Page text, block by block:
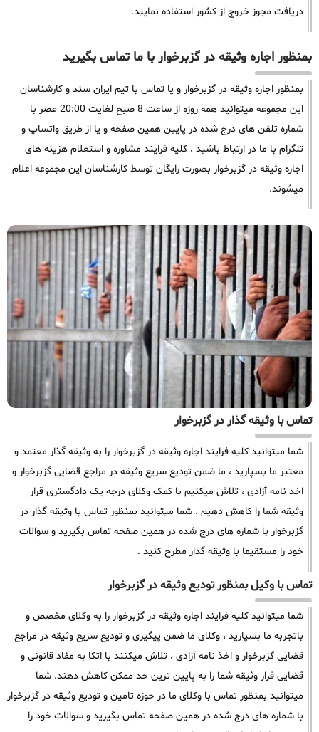
دریافت مجوز خروج از کشور استفاده نمایید.
بمنظور اجاره وثیقه در گزبرخوار با ما تماس بگیرید
بمنظور اجاره وثیقه در گزبرخوار و یا تماس با تیم ایران سند و کارشناسان
این مجموعه میتوانید همه روزه از ساعت 8 صبح لغایت 20:00 عصر با
شماره تلفن های درج شده در پایین همین صفحه و یا از طریق واتساپ و
تلگرام با ما در ارتباط باشید ، کلیه فرایند مشاوره و استعلام هزینه های
اجاره وثیقه در گزبرخوار بصورت رایگان توسط کارشناسان این مجموعه اعلام
میشوند.
تماس با وثیقه گذار در گزبرخوار
شما میتوانید کلیه فرایند اجاره وثیقه در گزبرخوار را به وثیقه گذار معتمد و
معتبر ما بسپارید ، ما ضمن تودیع سریع وثیقه در مراجع قضایی گزبرخوار و
اخذ نامه آزادی ، تلاش میکنیم با کمک وکلای درجه یک دادگستری قرار
وثیقه شما را کاهش دهیم . شما میتوانید بمنظور تماس با وثیقه گذار در
گزبرخوار با شماره های درج شده در همین صفحه تماس بگیرید و سوالات
خود را مستقیما با وثیقه گذار مطرح کنید .
تماس با وکیل بمنظور تودیع وثیقه در گزبرخوار
شما میتوانید کلیه فرایند اجاره وثیقه در گزبرخوار را به وکلای مخصص و
باتجربه ما بسپارید ، وکلای ما ضمن پیگیری و تودیع سریع وثیقه در مراجع
قضایی گزبرخوار و اخذ نامه آزادی ، تلاش میکنند با اتکا به مفاد قانونی و
قضایی قرار وثیقه شما را به پایین ترین حد ممکن کاهش دهند. شما
میتوانید بمنظور تماس با وکلای ما در حوزه تامین و تودیع وثیقه در گزبرخوار
با شماره های درج شده در همین صفحه تماس بگیرید و سوالات خود را